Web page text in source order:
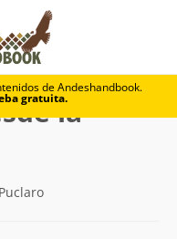
de Andeshandbook.
gratuita.
Normal desde la iglesia
la